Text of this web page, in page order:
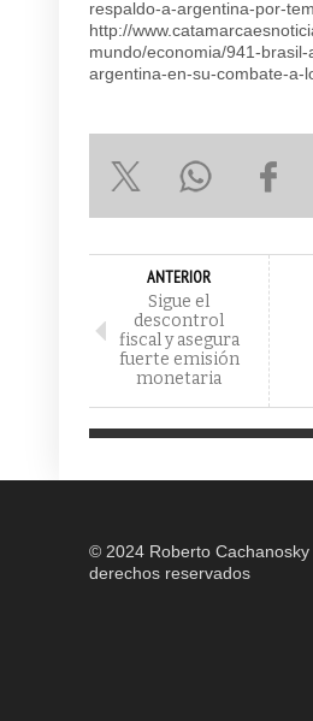
respaldo-a-argentina-por-
http://
mundo/economia/941-
argentina-en-su-combate-a-
ANTERIOR
Sigue el
descontrol
fiscal y asegura
fuerte emisión
monetaria
© 2024 Roberto Cachanosky
derechos reservados